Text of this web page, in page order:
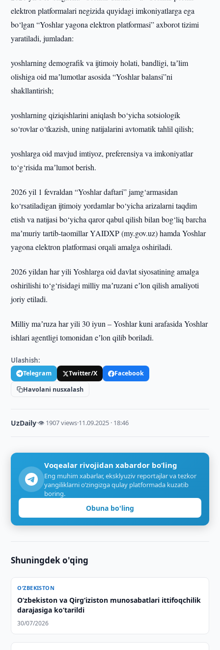
elektron platformalari negizida quyidagi imkoniyatlarga ega
bo‘lgan “Yoshlar yagona elektron platformasi” axborot tizimi
yaratiladi, jumladan:
yoshlarning demografik va ijtimoiy holati, bandligi, taʼlim
olishiga oid maʼlumotlar asosida “Yoshlar balansi”ni
shakllantirish;
yoshlarning qiziqishlarini aniqlash bo‘yicha sotsiologik
so‘rovlar o‘tkazish, uning natijalarini avtomatik tahlil qilish;
yoshlarga oid mavjud imtiyoz, preferensiya va imkoniyatlar
to‘g‘risida maʼlumot berish.
2026 yil 1 fevraldan “Yoshlar daftari” jamg‘armasidan
ko‘rsatiladigan ijtimoiy yordamlar bo‘yicha arizalarni taqdim
etish va natijasi bo‘yicha qaror qabul qilish bilan bog‘liq barcha
maʼmuriy tartib-taomillar YAIDXP (my.gov.uz) hamda Yoshlar
yagona elektron platformasi orqali amalga oshiriladi.
2026 yildan har yili Yoshlarga oid davlat siyosatining amalga
oshirilishi to‘g‘risidagi milliy maʼruzani eʼlon qilish amaliyoti
joriy etiladi.
Milliy maʼruza har yili 30 iyun – Yoshlar kuni arafasida Yoshlar
ishlari agentligi tomonidan eʼlon qilib boriladi.
Ulashish:
Telegram Twitter/X
Facebook
Havolani nusxalash
UzDaily·👁 1907 views·11.09.2025 · 18:46
Voqealar rivojidan xabardor bo‘ling
Eng muhim xabarlar, eksklyuziv reportajlar va tezkor
yangiliklarni o‘zingizga qulay platformada kuzatib
boring.
Obuna bo'ling
Shuningdek o'qing
O‘ZBEKISTON
Oʻzbekiston va Qirgʻiziston munosabatlari ittifoqchilik
darajasiga koʻtarildi
30/07/2026